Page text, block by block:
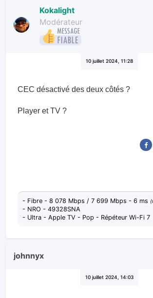
Kokalight
Modérateur
10 juillet 2024, 11:28
CEC désactivé des deux côtés ?
Player et TV ?
- Fibre - 8 078 Mbps / 7 699 Mbps - 6 ms
- NRO - 49328SNA
- Ultra - Apple TV - Pop - Répéteur Wi-Fi 7
johnnyx
10 juillet 2024, 14:03